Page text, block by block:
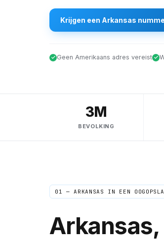
Krijgen een Arkansas
Geen Amerikaans adres vereist
3M
BEVOLKING
01 —ARKANSAS IN EEN
Arkansas,